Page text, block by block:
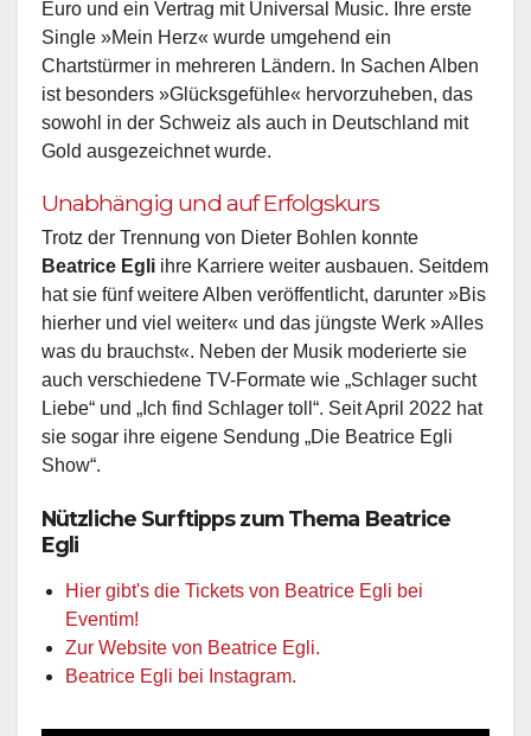
Euro und ein Vertrag mit Universal Music. Ihre erste
Single »Mein Herz« wurde umgehend ein
Chartstürmer in mehreren Ländern. In Sachen Alben
ist besonders »Glücksgefühle« hervorzuheben, das
sowohl in der Schweiz als auch in Deutschland mit
Gold ausgezeichnet wurde.
Unabhängig und auf Erfolgskurs
Trotz der Trennung von Dieter Bohlen konnte
Beatrice Egli ihre Karriere weiter ausbauen. Seitdem
hat sie fünf weitere Alben veröffentlicht, darunter »Bis
hierher und viel weiter« und das jüngste Werk »Alles
was du brauchst«. Neben der Musik moderierte sie
auch verschiedene TV-Formate wie „Schlager sucht
Liebe“ und „Ich find Schlager toll“. Seit April 2022 hat
sie sogar ihre eigene Sendung „Die Beatrice Egli
Show“.
Nützliche Surftipps zum Thema Beatrice
Egli
Hier gibt's die Tickets von Beatrice Egli bei
Eventim!
Zur Website von Beatrice Egli.
Beatrice Egli bei Instagram.